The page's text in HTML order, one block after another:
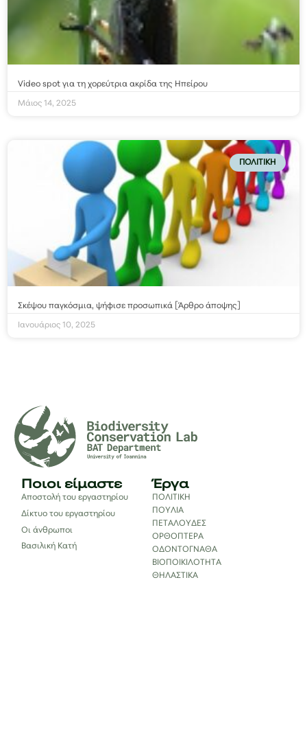
Video spot για τη χορεύτρια ακρίδα της Ηπείρου
Μάιος 14, 2025
ΠΟΛΙΤΙΚΉ
Σκέψου παγκόσμια, ψήφισε προσωπικά [Άρθρο άποψης]
Ιανουάριος 10, 2025
Ποιοι είμαστε
Αποστολή του εργαστηρίου
Δίκτυο του εργαστηρίου
Οι άνθρωποι
Βασιλική Κατή
Έργα
ΠΟΛΙΤΙΚΗ
ΠΟΥΛΙΑ
ΠΕΤΑΛΟΥΔΕΣ
ΟΡΘΟΠΤΕΡΑ
ΟΔΟΝΤΟΓΝΑΘΑ
ΒΙΟΠΟΙΚΙΛΟΤΗΤΑ
ΘΗΛΑΣΤΙΚΑ